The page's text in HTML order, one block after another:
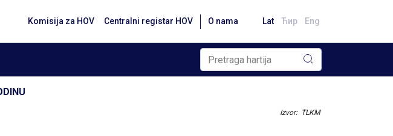
Komisija za HOV Centralni registar HOV O nama Lat Ћир Eng
Izvor: TLKM